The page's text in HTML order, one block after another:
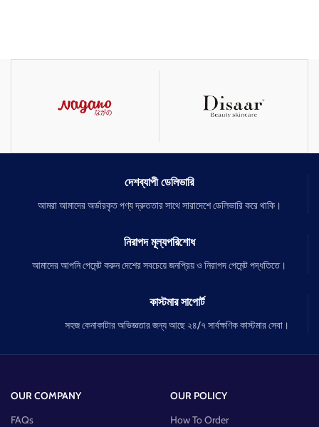
দেশব্যাপী ডেলিভারি
আমরা আমাদের অর্ডারকৃত পণ্য দ্রুততার সাথে সারাদেশে ডেলিভারি করে থাকি।
নিরাপদ মূল্যপরিশোধ
আমাদের আপনি পেমেন্ট করুন দেশের সবচেয়ে জনপ্রিয় ও নিরাপদ পেমেন্ট পদ্ধতিতে।
কাস্টমার সাপোর্ট
সহজ কেনাকাটার অভিজ্ঞতার জন্য আছে ২৪/৭ সার্বক্ষণিক কাস্টমার সেবা।
OUR COMPANY
FAQs
OUR POLICY
How To Order